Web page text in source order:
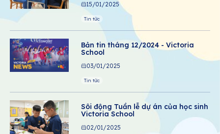
15/01/2025
Tin tức
Bản tin tháng 12/2024 - Victoria
School
03/01/2025
Tin tức
Sôi động Tuần lễ dự án của học sinh
Victoria School
02/01/2025